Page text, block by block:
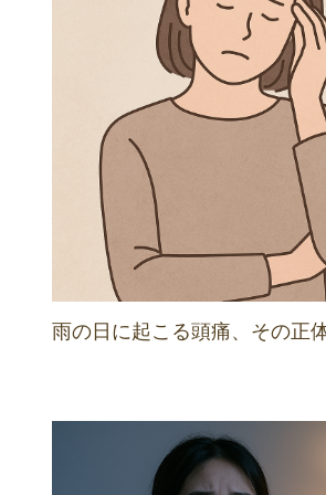
雨の日に起こる頭痛、その正